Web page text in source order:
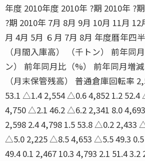
年度 2010年度 2010年 ?期 2010年 ?
?期 2010年 7月 8月 9月 10月 11月 12
月 4月 5月 ６月 7月 8月 年度暦年四
（月間入庫高） （千トン） 前年同
ン） 前年同月比（%） 前年同月増
（月末保管残高） 普通倉庫回転率
53.1 △1.4 2,554 △0.6 4,852 1.2
4,750 △2.1 46.2 △6.2 2,341 8.0
2,598 2.4 4,798 1.5 53.8 △0.2 2,433
△5.0 2,225 △8.5 4,653 △5.5 49.3 0.5
49.4 0.1 2,467 10.3 4,793 2.1 51.4